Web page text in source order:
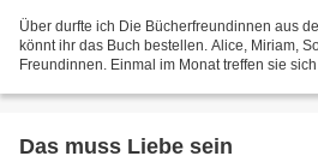
Über durfte ich Die Bücherfreundinnen aus
könnt ihr das Buch bestellen. Alice, Miriam,
Freundinnen. Einmal im Monat treffen sie
Das muss Liebe sein